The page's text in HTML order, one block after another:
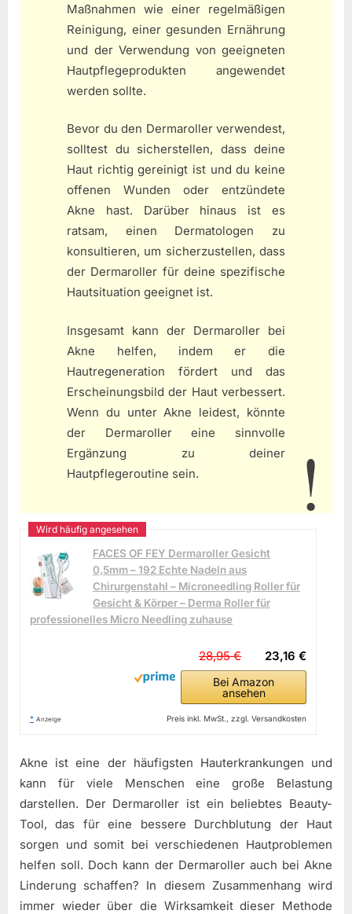
Maßnahmen wie einer regelmäßigen
Reinigung, einer gesunden Ernährung
und der Verwendung von geeigneten
Hautpflegeprodukten angewendet
werden sollte.
Bevor du den Dermaroller verwendest,
solltest du sicherstellen, dass deine
Haut richtig gereinigt ist und du keine
offenen Wunden oder entzündete
Akne hast. Darüber hinaus ist es
ratsam, einen Dermatologen zu
konsultieren, um sicherzustellen, dass
der Dermaroller für deine spezifische
Hautsituation geeignet ist.
Insgesamt kann der Dermaroller bei
Akne helfen, indem er die
Hautregeneration fördert und das
Erscheinungsbild der Haut verbessert.
Wenn du unter Akne leidest, könnte
der Dermaroller eine sinnvolle
Ergänzung zu deiner
Hautpflegeroutine sein.
FACES OF FEY Dermaroller Gesicht
0,5mm – 192 Echte Nadeln aus
Chirurgenstahl – Microneedling Roller für
Gesicht & Körper – Derma Roller für
professionelles Micro Needling zuhause
23,16 €
28,95 €
Bei Amazon
ansehen
* Anzeige Preis inkl. MwSt., zzgl. Versandkosten
Akne ist eine der häufigsten Hauterkrankungen und
kann für viele Menschen eine große Belastung
darstellen. Der Dermaroller ist ein beliebtes Beauty-
Tool, das für eine bessere Durchblutung der Haut
sorgen und somit bei verschiedenen Hautproblemen
helfen soll. Doch kann der Dermaroller auch bei Akne
Linderung schaffen? In diesem Zusammenhang wird
immer wieder über die Wirksamkeit dieser Methode